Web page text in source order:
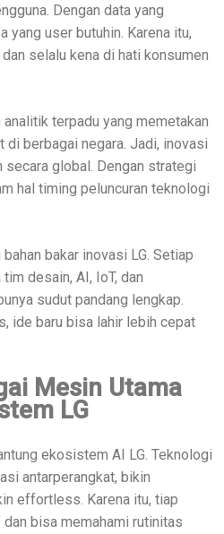
Dengan data yang
yang user butuhin. Karena itu,
selalu kena di hati konsumen
terpadu yang memetakan
di berbagai negara. Jadi, inovasi
secara global. Dengan strategi
hal timing peluncuran teknologi
bakar inovasi LG. Setiap
desain, AI, IoT, dan
sudut pandang lengkap.
ide baru bisa lahir lebih cepat
Mesin Utama
LG
ekosistem AI LG. Teknologi
antarperangkat, bikin
effortless. Karena itu, tiap
bisa memahami rutinitas